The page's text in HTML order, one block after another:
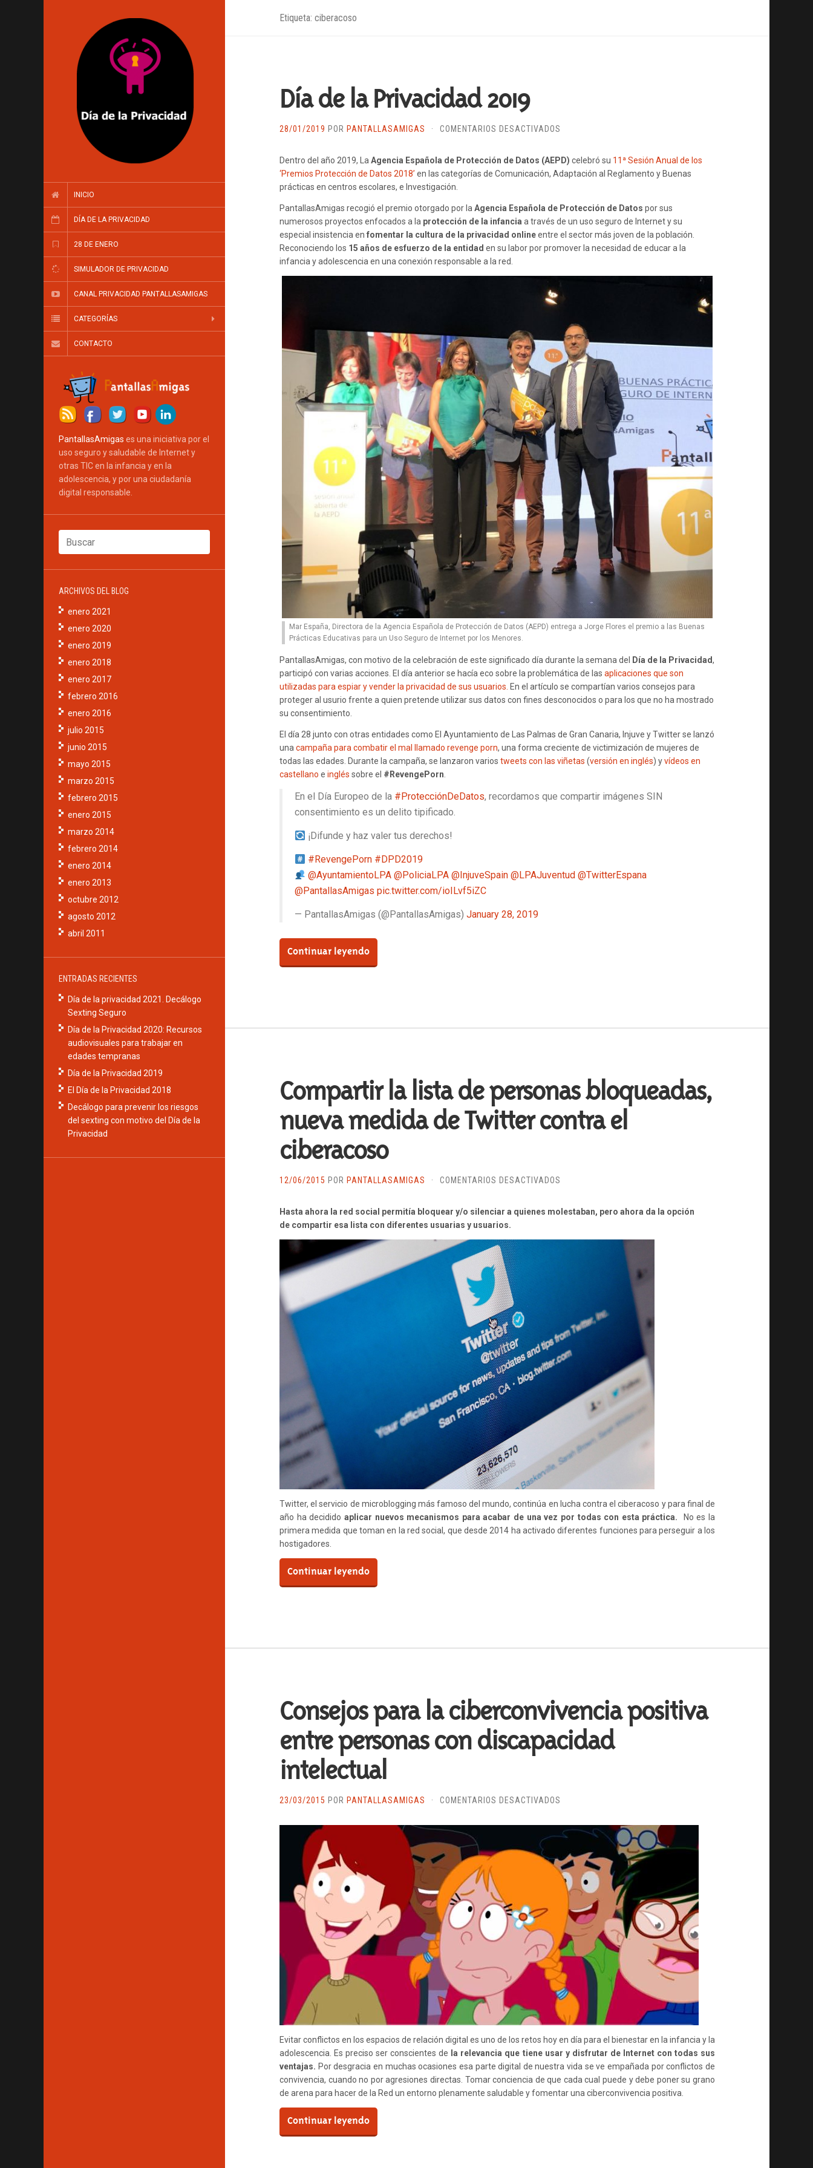
INICIO
DÍA DE LA PRIVACIDAD
28 DE ENERO
SIMULADOR DE PRIVACIDAD
CANAL PRIVACIDAD PANTALLASAMIGAS
CATEGORÍAS
CONTACTO
PantallasAmigas es una iniciativa por el
uso seguro y saludable de Internet y
otras TIC en la infancia y en la
adolescencia, y por una ciudadanía
digital responsable.
ARCHIVOS DEL BLOG
enero 2021
enero 2020
enero 2019
enero 2018
enero 2017
febrero 2016
enero 2016
julio 2015
junio 2015
mayo 2015
marzo 2015
febrero 2015
enero 2015
marzo 2014
febrero 2014
enero 2014
enero 2013
octubre 2012
agosto 2012
abril 2011
ENTRADAS RECIENTES
Día de la privacidad 2021. Decálogo
Sexting Seguro
Día de la Privacidad 2020: Recursos
audiovisuales para trabajar en
edades tempranas
Día de la Privacidad 2019
El Día de la Privacidad 2018
Decálogo para prevenir los riesgos
del sexting con motivo del Día de la
Privacidad
Etiqueta: ciberacoso
Día de la Privacidad 2019
28/01/2019 POR PANTALLASAMIGAS · COMENTARIOS DESACTIVADOS
DE
LA
PRIVACIDAD
Dentro del año 2019, La Agencia Española de Protección de Datos (AEPD) celebró su 11ª Sesión Anual de los
‘Premios Protección de Datos 2018’ en las categorías de Comunicación, Adaptación al Reglamento y Buenas
prácticas en centros escolares, e Investigación.
PantallasAmigas recogió el premio otorgado por la Agencia Española de Protección de Datos por sus
numerosos proyectos enfocados a la protección de la infancia a través de un uso seguro de Internet y su
especial insistencia en fomentar la cultura de la privacidad onlineentre el sector más joven de la población.
Reconociendo los 15 años de esfuerzo de la entidad en su labor por promover la necesidad de educar a la
infancia y adolescencia en una conexión responsable a la red.
Mar España, Directora de la Agencia Española de Protección de Datos (AEPD) entrega a Jorge Flores el premio a las Buenas
Prácticas Educativas para un Uso Seguro de Internet por los Menores.
PantallasAmigas, con motivo de la celebración de este significado día durante la semana del Día de la Privacidad,
participó con varias acciones. El día anterior se hacía eco sobre la problemática de las aplicaciones que son
utilizadas para espiar y vender la privacidad de sus usuarios. En el artículo se compartían varios consejos para
proteger al usurio frente a quien pretende utilizar sus datos con fines desconocidos o para los que no ha mostrado
su consentimiento.
El día 28 junto con otras entidades como El Ayuntamiento de Las Palmas de Gran Canaria, Injuve y Twitter se lanzó
unacampaña para combatir el mal llamado revenge porn, una forma creciente de victimización de mujeres de
todas las edades. Durante la campaña, se lanzaron varios tweets con las viñetas (versión en inglés) yvídeos en
castellano e inglés sobre el #RevengePorn.
En el Día Europeo de la #ProtecciónDeDatos, recordamos que compartir imágenes SIN
consentimiento es un delito tipificado.
¡Difunde y haz valer tus derechos!
#RevengePorn #DPD2019
@AyuntamientoLPA @PoliciaLPA @InjuveSpain @LPAJuventud @TwitterEspana
@PantallasAmigas pic.twitter.com/ioILvf5iZC
— PantallasAmigas (@PantallasAmigas) January 28, 2019
Continuar leyendo
Compartir la lista de personas bloqueadas,
nueva medida de Twitter contra el
ciberacoso
12/06/2015 POR PANTALLASAMIGAS · COMENTARIOS DESACTIVADOS
LA
CONTRA
EL
CIBERACOSO
Hasta ahora la red social permitía bloquear y/o silenciar a quienes molestaban, pero ahora da la opción
de compartir esa lista con diferentes usuarias y usuarios.
Twitter, el servicio de microblogging más famoso del mundo, continúa en lucha contra el ciberacoso y para final de
año ha decidido aplicar nuevos mecanismos para acabar de una vez por todas con esta práctica.
No es la
primera medida que toman en la red social, que desde 2014 ha activado diferentes funciones para perseguir a los
hostigadores.
Continuar leyendo
Consejos para la ciberconvivencia positiva
entre personas con discapacidad
intelectual
23/03/2015 POR PANTALLASAMIGAS · COMENTARIOS DESACTIVADOS
PARA
LA
CIBERCONVIVENCIA
POSITIVA
ENTRE
PERSONAS
CON
DISCAPACIDAD
INTELECTUAL
Evitar conflictos en los espacios de relación digital es uno de los retos hoy en día para el bienestar en la infancia y la
adolescencia. Es preciso ser conscientes de la relevancia que tiene usar y disfrutar de Internet con todas sus
ventajas. Por desgracia en muchas ocasiones esa parte digital de nuestra vida se ve empañada por conflictos de
convivencia, cuando no por agresiones directas. Tomar conciencia de que cada cual puede y debe poner su grano
de arena para hacer de la Red un entorno plenamente saludable y fomentar una ciberconvivencia positiva.
Continuar leyendo